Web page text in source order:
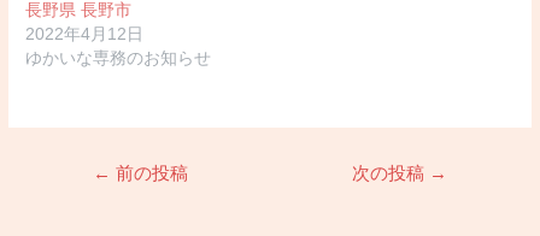
長野県 長野市
2022年4月12日
ゆかいな専務のお知らせ
← 前の投稿 次の投稿 →